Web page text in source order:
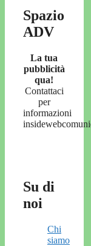
Spazio
ADV
La tua
pubblicità
qua!
Contattaci
per
informazioni
Su di
noi
Chi
siamo